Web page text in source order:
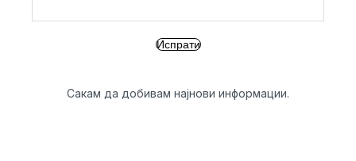
Сакам да добивам најнови информации.